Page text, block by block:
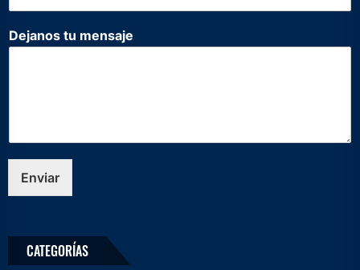
s
j
b
Dejanos tu mensaje
Enviar
CATEGORÍAS